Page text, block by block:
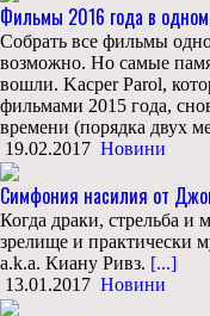
Фильмы 2016 года в
Собрать все фильмы
возможно. Но самые
вошли. Kacper Parol,
фильмами 2015 года,
времени (порядка двух
19.02.2017 Новини
Симфония насилия от
Когда драки, стрельба и
зрелище и практически
a.k.a. Киану Ривз. [...]
13.01.2017 Новини